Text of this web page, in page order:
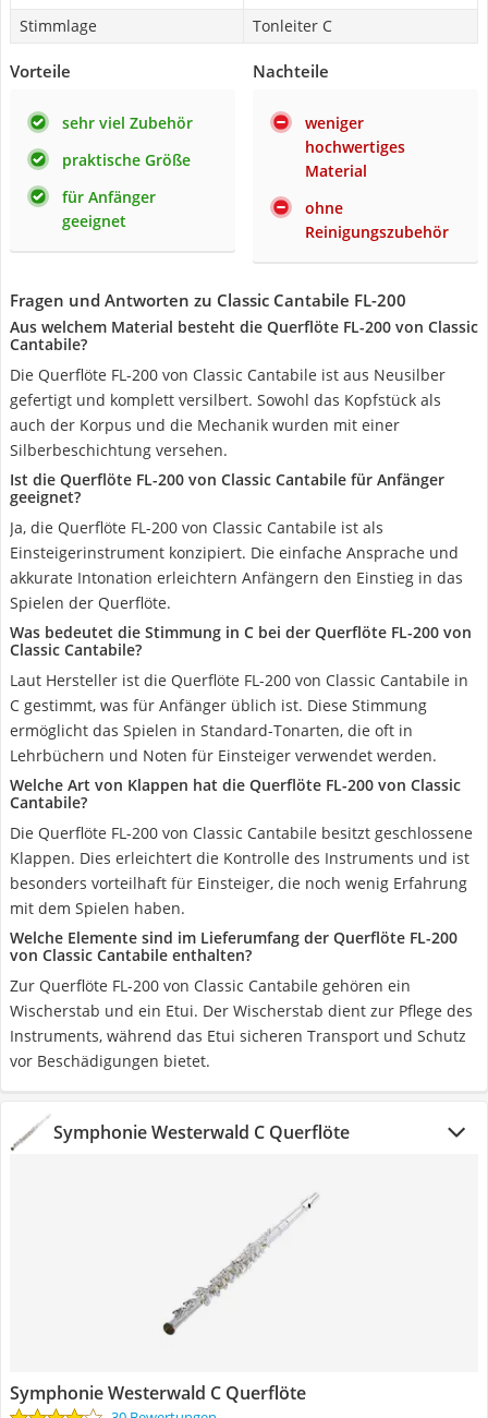
Stimmlage
Tonleiter C
Vorteile
sehr viel Zubehör
praktische Größe
für Anfänger
geeignet
Nachteile
weniger
hochwertiges
Material
ohne
Reinigungszubehör
Fragen und Antworten zu Classic Cantabile FL-200
Aus welchem Material besteht die Querflöte FL-200 von Classic
Cantabile?
Die Querflöte FL-200 von Classic Cantabile ist aus Neusilber
gefertigt und komplett versilbert. Sowohl das Kopfstück als
auch der Korpus und die Mechanik wurden mit einer
Silberbeschichtung versehen.
Ist die Querflöte FL-200 von Classic Cantabile für Anfänger
geeignet?
Ja, die Querflöte FL-200 von Classic Cantabile ist als
Einsteigerinstrument konzipiert. Die einfache Ansprache und
akkurate Intonation erleichtern Anfängern den Einstieg in das
Spielen der Querflöte.
Was bedeutet die Stimmung in C bei der Querflöte FL-200 von
Classic Cantabile?
Laut Hersteller ist die Querflöte FL-200 von Classic Cantabile in
C gestimmt, was für Anfänger üblich ist. Diese Stimmung
ermöglicht das Spielen in Standard-Tonarten, die oft in
Lehrbüchern und Noten für Einsteiger verwendet werden.
Welche Art von Klappen hat die Querflöte FL-200 von Classic
Cantabile?
Die Querflöte FL-200 von Classic Cantabile besitzt geschlossene
Klappen. Dies erleichtert die Kontrolle des Instruments und ist
besonders vorteilhaft für Einsteiger, die noch wenig Erfahrung
mit dem Spielen haben.
Welche Elemente sind im Lieferumfang der Querflöte FL-200
von Classic Cantabile enthalten?
Zur Querflöte FL-200 von Classic Cantabile gehören ein
Wischerstab und ein Etui. Der Wischerstab dient zur Pflege des
Instruments, während das Etui sicheren Transport und Schutz
vor Beschädigungen bietet.
Symphonie Westerwald C Querflöte
Symphonie Westerwald C Querflöte